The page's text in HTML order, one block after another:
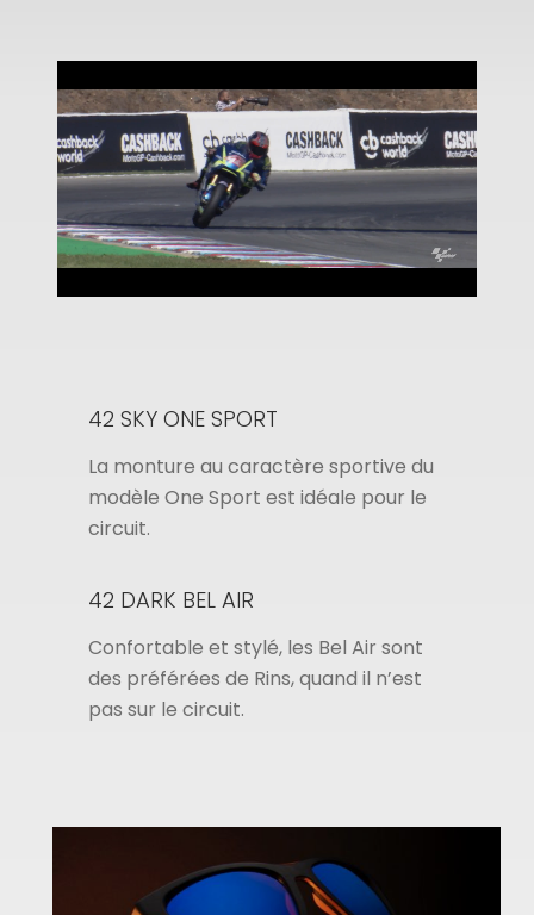
42 SKY ONE SPORT
La monture au caractère sportive du
modèle One Sport est idéale pour le
circuit.
42 DARK BEL AIR
Confortable et stylé, les Bel Air sont
des préférées de Rins, quand il n’est
pas sur le circuit.